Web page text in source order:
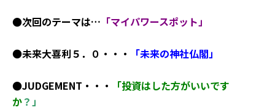
●次回のテーマは… 「マイパワースポット」
●未来大喜利５．０・・・ 「未来の神社仏閣」
●JUDGEMENT・・・
「投資はした方がいいです
か？」